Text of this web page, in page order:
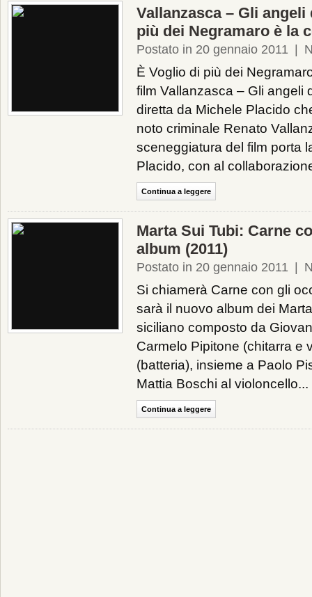
Vallanzasca – Gli
più dei Negramaro è la
Postato in 20 gennaio 2011
È Voglio di più dei
film Vallanzasca – Gli angeli
diretta da Michele Placido
noto criminale Renato
sceneggiatura del film porta
Placido, con al
Continua a leggere
Marta Sui Tubi: Carne
album (2011)
Postato in 20 gennaio 2011
Si chiamerà Carne con gli
sarà il nuovo album dei
siciliano composto da
Carmelo Pipitone (chitarra e
(batteria), insieme a Paolo
Mattia Boschi al violoncello...
Continua a leggere